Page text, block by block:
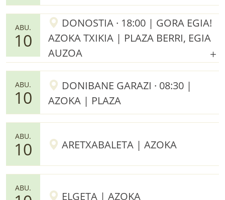
ABU.
10
DONOSTIA · 18:00 | GORA EGIA!
AZOKA TXIKIA | PLAZA BERRI, EGIA
AUZOA
ABU.
10
DONIBANE GARAZI · 08:30 |
AZOKA | PLAZA
ABU.
10 ARETXABALETA | AZOKA
ABU.
ELGETA | AZOKA